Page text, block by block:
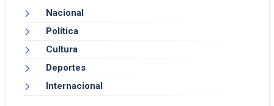
Nacional
Política
Cultura
Deportes
Internacional